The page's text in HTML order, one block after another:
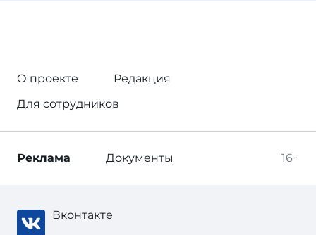
О проекте
Редакция
Для сотрудников
16+
Реклама Документы
Вконтакте